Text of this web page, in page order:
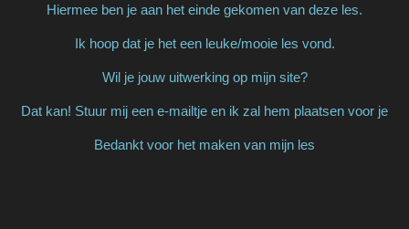
Hiermee ben je aan het einde gekomen van deze les.
Ik hoop dat je het een leuke/mooie les vond.
Wil je jouw uitwerking op mijn site?
Dat kan! Stuur mij een e-mailtje en ik zal hem plaatsen voor je
Bedankt voor het maken van mijn les